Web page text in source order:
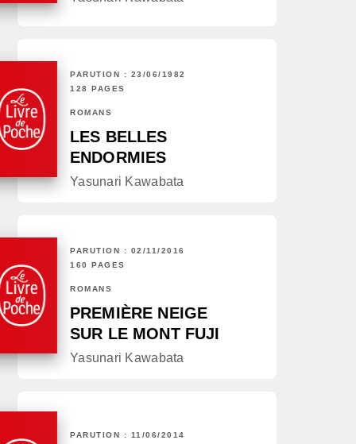
PARUTION : 23/06/1982
128 PAGES
ROMANS
LES BELLES
ENDORMIES
Yasunari Kawabata
PARUTION : 02/11/2016
160 PAGES
ROMANS
PREMIÈRE NEIGE
SUR LE MONT FUJI
Yasunari Kawabata
PARUTION : 11/06/2014